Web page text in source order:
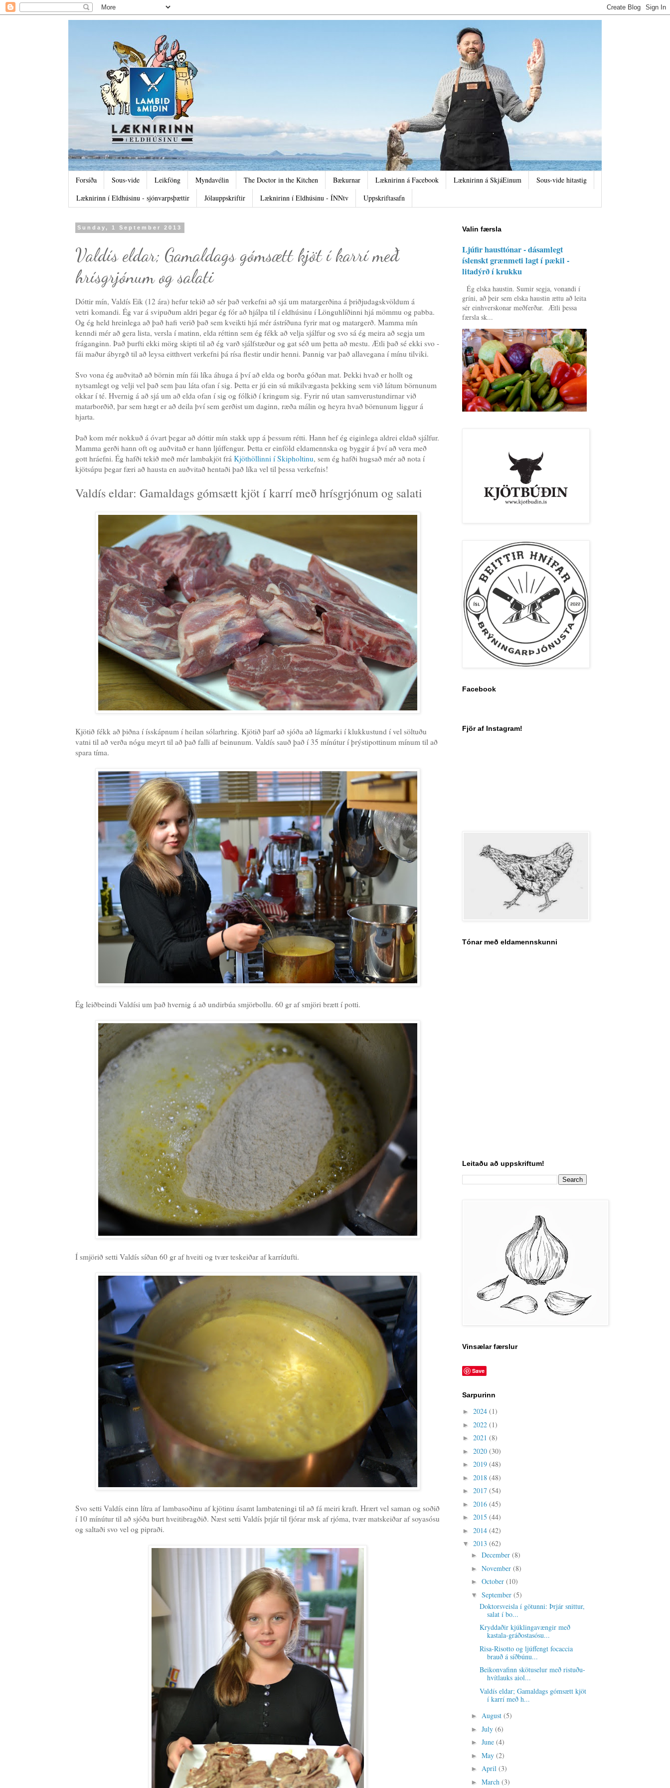
Forsíða Sous-vide Leikföng Myndavélin The Doctor in the Kitchen Bækurnar Læknirinn á Facebook Læknirinn á SkjáEinum
Sous-vide hitastig
Læknirinn í Eldhúsinu - sjónvarpsþættir
Jólauppskriftir Læknirinn í Eldhúsinu - ÍNNtv Uppskriftasafn
Sunday, 1 September 2013
Valdís eldar; Gamaldags gómsætt kjöt í karrí með
hrísgrjónum og salati
Dóttir mín, Valdís Eik (12 ára) hefur tekið að sér það verkefni að sjá um matargerðina á þriðjudagskvöldum á
vetri komandi. Ég var á svipuðum aldri þegar ég fór að hjálpa til í eldhúsinu í Lönguhlíðinni hjá mömmu og pabba.
Og ég held hreinlega að það hafi verið það sem kveikti hjá mér ástríðuna fyrir mat og matargerð. Mamma mín
kenndi mér að gera lista, versla í matinn, elda réttinn sem ég fékk að velja sjálfur og svo sá ég meira að segja um
fráganginn. Það þurfti ekki mörg skipti til að ég varð sjálfstæður og gat séð um þetta að mestu. Ætli það sé ekki svo -
fái maður ábyrgð til að leysa eitthvert verkefni þá rísa flestir undir henni. Þannig var það allavegana í mínu tilviki.
Svo vona ég auðvitað að börnin mín fái líka áhuga á því að elda og borða góðan mat. Þekki hvað er hollt og
nytsamlegt og velji vel það sem þau láta ofan í sig. Þetta er jú ein sú mikilvægasta þekking sem við látum börnunum
okkar í té. Hvernig á að sjá um að elda ofan í sig og fólkið í kringum sig. Fyrir nú utan samverustundirnar við
matarborðið, þar sem hægt er að deila því sem gerðist um daginn, ræða málin og heyra hvað börnunum liggur á
hjarta.
Það kom mér nokkuð á óvart þegar að dóttir mín stakk upp á þessum rétti. Hann hef ég eiginlega aldrei eldað sjálfur.
Mamma gerði hann oft og auðvitað er hann ljúffengur. Þetta er einföld eldamennska og byggir á því að vera með
gott hráefni. Ég hafði tekið með mér lambakjöt frá Kjöthöllinni í Skipholtinu, sem ég hafði hugsað mér að nota í
kjötsúpu þegar færi að hausta en auðvitað hentaði það líka vel til þessa verkefnis!
Valdís eldar: Gamaldags gómsætt kjöt í karrí með hrísgrjónum og salati
Kjötið fékk að þiðna í ísskápnum í heilan sólarhring. Kjötið þarf að sjóða að lágmarki í klukkustund í vel söltuðu
vatni til að verða nógu meyrt til að það falli af beinunum. Valdís sauð það í 35 mínútur í þrýstipottinum mínum til að
spara tíma.
Ég leiðbeindi Valdísi um það hvernig á að undirbúa smjörbollu. 60 gr af smjöri brætt í potti.
Í smjörið setti Valdís síðan 60 gr af hveiti og tvær teskeiðar af karrídufti.
Svo setti Valdís einn lítra af lambasoðinu af kjötinu ásamt lambateningi til að fá meiri kraft. Hrært vel saman og soðið
í 10 mínútur til að sjóða burt hveitibragðið. Næst setti Valdís þrjár til fjórar msk af rjóma, tvær matskeiðar af soyasósu
og saltaði svo vel og pipraði.
Valin færsla
Ljúfir hausttónar - dásamlegt
íslenskt grænmeti lagt í pækil -
litadýrð í krukku
Ég elska haustin. Sumir segja, vonandi í
gríni, að þeir sem elska haustin ættu að leita
sér einhverskonar meðferðar. Ætli þessa
færsla sk...
Facebook
Fjör af Instagram!
Tónar með eldamennskunni
Leitaðu að uppskriftum!
Vinsælar færslur
Save
Sarpurinn
► 2024 (1)
► 2022 (1)
► 2021 (8)
► 2020 (30)
► 2019 (48)
► 2018 (48)
► 2017 (54)
► 2016 (45)
► 2015 (44)
► 2014 (42)
▼ 2013 (62)
► December (8)
► November (8)
► October (10)
▼ September (5)
Doktorsveisla í götunni: Þrjár snittur,
salat í bo...
Kryddaðir kjúklingavængir með
kastala-gráðostasósu...
Risa-Risotto og ljúffengt focaccia
brauð á síðbúnu...
Beikonvafinn skötuselur með ristuðu-
hvítlauks aiol...
Valdís eldar; Gamaldags gómsætt kjöt
í karrí með h...
► August (5)
► July (6)
► June (4)
► May (2)
► April (3)
► March (3)